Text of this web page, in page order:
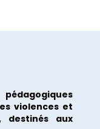
violences et
destinés aux